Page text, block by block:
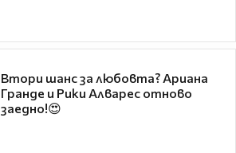
Втори шанс за любовта? Ариана
Гранде и Рики Алварес отново
заедно!😍